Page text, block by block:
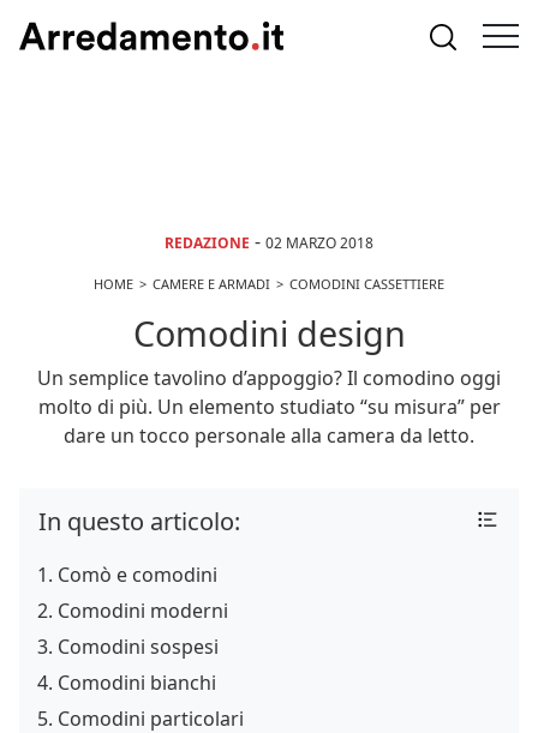
REDAZIONE - 02 MARZO 2018
HOME CAMERE E ARMADI COMODINI CASSETTIERE
Comodini design
Un semplice tavolino d’appoggio? Il comodino oggi
molto di più. Un elemento studiato “su misura” per
dare un tocco personale alla camera da letto.
In questo articolo:
Comò e comodini
Comodini moderni
Comodini sospesi
Comodini bianchi
Comodini particolari